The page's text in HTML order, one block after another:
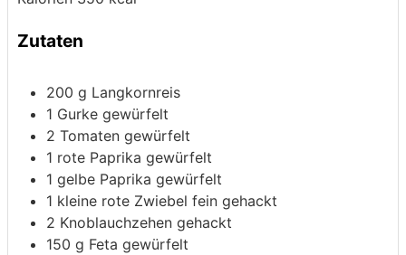
Zutaten
200 g Langkornreis
1 Gurke gewürfelt
2 Tomaten gewürfelt
1 rote Paprika gewürfelt
1 gelbe Paprika gewürfelt
1 kleine rote Zwiebel fein gehackt
2 Knoblauchzehen gehackt
150 g Feta gewürfelt